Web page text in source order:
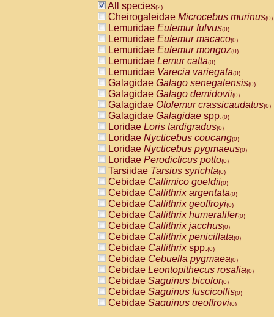
All species(2)
Cheirogaleidae Microcebus murinus(0)
Lemuridae Eulemur fulvus(0)
Lemuridae Eulemur macaco(0)
Lemuridae Eulemur mongoz(0)
Lemuridae Lemur catta(0)
Lemuridae Varecia variegata(0)
Galagidae Galago senegalensis(0)
Galagidae Galago demidovii(0)
Galagidae Otolemur crassicaudatus(0)
Galagidae Galagidae spp.(0)
Loridae Loris tardigradus(0)
Loridae Nycticebus coucang(0)
Loridae Nycticebus pygmaeus(0)
Loridae Perodicticus potto(0)
Tarsiidae Tarsius syrichta(0)
Cebidae Callimico goeldii(0)
Cebidae Callithrix argentata(0)
Cebidae Callithrix geoffroyi(0)
Cebidae Callithrix humeralifer(0)
Cebidae Callithrix jacchus(0)
Cebidae Callithrix penicillata(0)
Cebidae Callithrixspp.(0)
Cebidae Cebuella pygmaea(0)
Cebidae Leontopithecus rosalia(0)
Cebidae Saguinus bicolor(0)
Cebidae Saguinus fuscicollis(0)
Cebidae Saguinus geoffroyi(0)